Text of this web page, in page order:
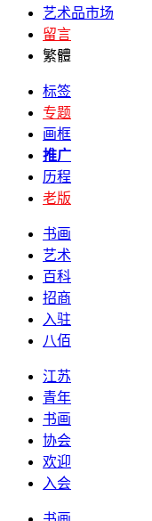
艺术品市场
留言
繁體
标签
专题
画框
推广
历程
老版
书画
艺术
百科
招商
入驻
八佰
江苏
青年
书画
协会
欢迎
入会